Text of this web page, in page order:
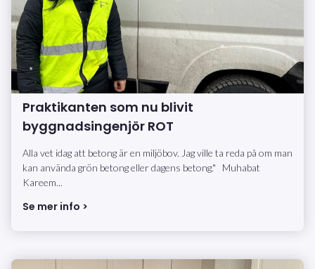
Praktikanten som nu blivit
byggnadsingenjör ROT
Alla vet idag att betong är en miljöbov. Jag ville ta reda på om man
kan använda grön betong eller dagens betong." Muhabat
Kareem...
Se mer info >